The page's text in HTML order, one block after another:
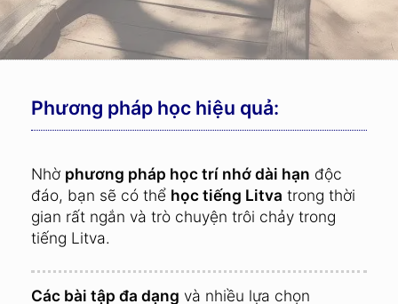
Phương pháp học hiệu quả:
Nhờ phương pháp học trí nhớ dài hạn độc
đáo, bạn sẽ có thể học tiếng Litva trong thời
gian rất ngắn và trò chuyện trôi chảy trong
tiếng Litva.
Các bài tập đa dạng và nhiều lựa chọn